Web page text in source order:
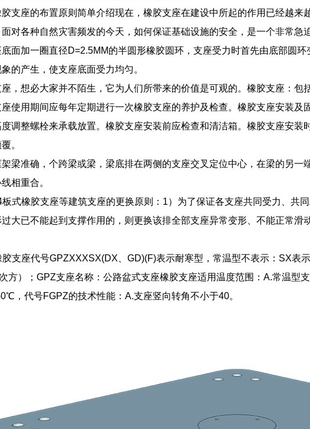
胶支座的布置原则简单介绍现在，橡胶支座在建设中所起的作用已经越
对各种自然灾害频发的今天，如何保证基础设施的安全，是一个非常急
面加一圈直径D=2.5MM的半圆形橡胶圆环，支座受力时首先由底部圆
的产生，使支座底面受力均匀。
，想必大家并不陌生，它为人们所带来的价值是可观的。橡胶支座：
座使用期间应每年定期进行一次橡胶支座的养护及检查。橡胶支座安装
调整螺栓来承载放置。橡胶支座安装前应检查和清洁箱。橡胶支座安装
。
架梁准确，个跨梁或梁，梁底排在两侧的支座交叉定位中心，在梁的另一
相重合。
板式橡胶支座等建筑支座的更换原则：1）为了保证各支座共同受力、共
大已不能起到支撑作用的，则更换该排全部支座异常变形、不能正常滑
胶支座代号GPZXXXSX(DX、GD)(F)表示耐寒型，常温型不表示：SX表
方）；GPZ支座名称：公路盆式支座橡胶支座适用温度范围：A.常温型
，代号FGPZ的技术性能：A.支座竖向转角不小于40。